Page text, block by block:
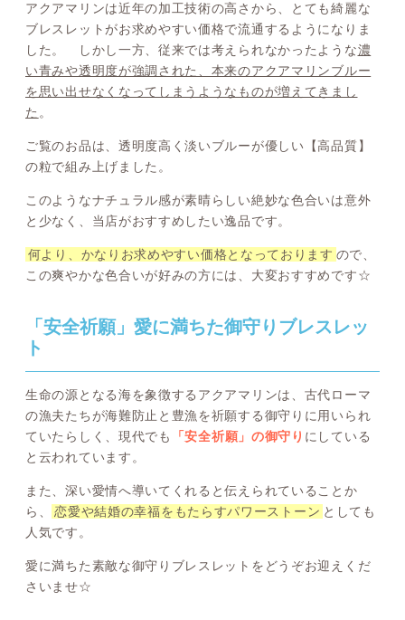
アクアマリンは近年の加工技術の高さから、とても綺麗な
ブレスレットがお求めやすい価格で流通するようになりま
した。 しかし一方、従来では考えられなかったような濃
い青みや透明度が強調された、本来のアクアマリンブルー
を思い出せなくなってしまうようなものが増えてきまし
た 。
ご覧のお品は、透明度高く淡いブルーが優しい【高品質】
の粒で組み上げました。
このようなナチュラル感が素晴らしい絶妙な色合いは意外
と少なく、当店がおすすめしたい逸品です。
何より、かなりお求めやすい価格となっております ので、
この爽やかな色合いが好みの方には、大変おすすめです☆
「安全祈願」愛に満ちた御守りブレスレッ
ト
生命の源となる海を象徴するアクアマリンは、古代ローマ
の漁夫たちが海難防止と豊漁を祈願する御守りに用いられ
ていたらしく、現代でも
「安全祈願」の御守り にしている
と云われています。
また、深い愛情へ導いてくれると伝えられていることか
ら、
恋愛や結婚の幸福をもたらすパワーストーン としても
人気です。
愛に満ちた素敵な御守りブレスレットをどうぞお迎えくだ
さいませ☆